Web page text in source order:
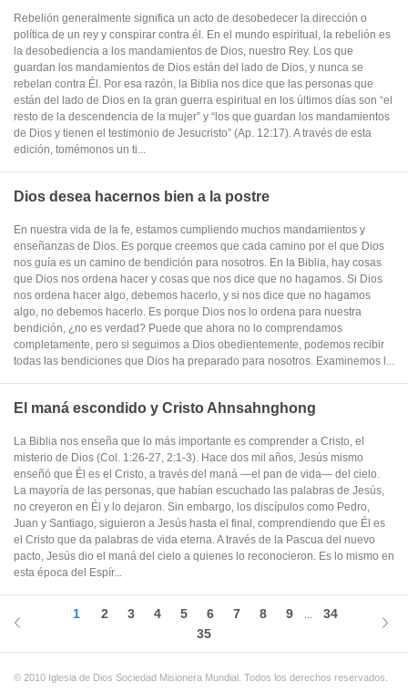
Rebelión generalmente significa un acto de desobedecer la dirección o
política de un rey y conspirar contra él. En el mundo espiritual, la rebelión es
la desobediencia a los mandamientos de Dios, nuestro Rey. Los que
guardan los mandamientos de Dios están del lado de Dios, y nunca se
rebelan contra Él. Por esa razón, la Biblia nos dice que las personas que
están del lado de Dios en la gran guerra espiritual en los últimos días son “el
resto de la descendencia de la mujer” y “los que guardan los mandamientos
de Dios y tienen el testimonio de Jesucristo” (Ap. 12:17). A través de esta
edición, tomémonos un ti...
Dios desea hacernos bien a la postre
En nuestra vida de la fe, estamos cumpliendo muchos mandamientos y
enseñanzas de Dios. Es porque creemos que cada camino por el que Dios
nos guía es un camino de bendición para nosotros. En la Biblia, hay cosas
que Dios nos ordena hacer y cosas que nos dice que no hagamos. Si Dios
nos ordena hacer algo, debemos hacerlo, y si nos dice que no hagamos
algo, no debemos hacerlo. Es porque Dios nos lo ordena para nuestra
bendición, ¿no es verdad? Puede que ahora no lo comprendamos
completamente, pero si seguimos a Dios obedientemente, podemos recibir
todas las bendiciones que Dios ha preparado para nosotros. Examinemos l...
El maná escondido y Cristo Ahnsahnghong
La Biblia nos enseña que lo más importante es comprender a Cristo, el
misterio de Dios (Col. 1:26-27, 2:1-3). Hace dos mil años, Jesús mismo
enseñó que Él es el Cristo, a través del maná —el pan de vida— del cielo.
La mayoría de las personas, que habían escuchado las palabras de Jesús,
no creyeron en Él y lo dejaron. Sin embargo, los discípulos como Pedro,
Juan y Santiago, siguieron a Jesús hasta el final, comprendiendo que Él es
el Cristo que da palabras de vida eterna. A través de la Pascua del nuevo
pacto, Jesús dio el maná del cielo a quienes lo reconocieron. Es lo mismo en
esta época del Espír...
1 2 3 4 5 6 7 8 9
34
35
© 2010 Iglesia de Dios Sociedad Misionera Mundial. Todos los derechos reservados.